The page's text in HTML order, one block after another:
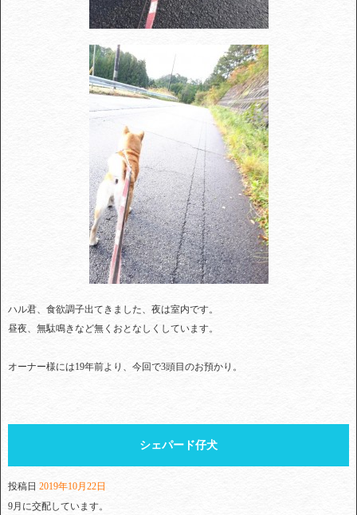
ハル君、食欲調子出てきました、夜は室内です。
昼夜、無駄鳴きなど無くおとなしくしています。
オーナー様には19年前より、今回で3頭目のお預かり。
シェパード仔犬
投稿日 2019年10月22日
9月に交配しています。